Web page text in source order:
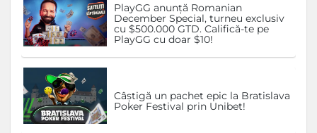
PlayGG anunță Romanian
December Special, turneu exclusiv
cu $500.000 GTD. Califică-te pe
PlayGG cu doar $10!
Câștigă un pachet epic la Bratislava
Poker Festival prin Unibet!